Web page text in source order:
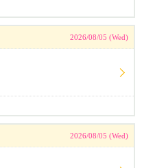
2026/08/05 (Wed)
2026/08/05 (Wed)